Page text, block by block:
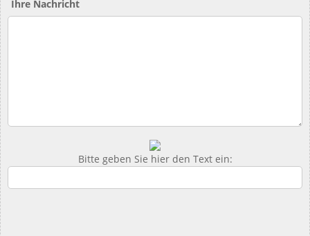
Ihre Nachricht
Bitte geben Sie hier den Text ein: